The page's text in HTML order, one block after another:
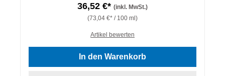
36,52 €* (inkl. MwSt.)
(73,04 €* / 100 ml)
Artikel bewerten
In den Warenkorb